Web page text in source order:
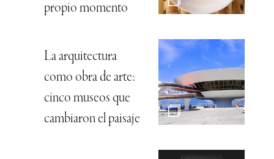
propio momento
La arquitectura
como obra de arte:
cinco museos que
cambiaron el paisaje